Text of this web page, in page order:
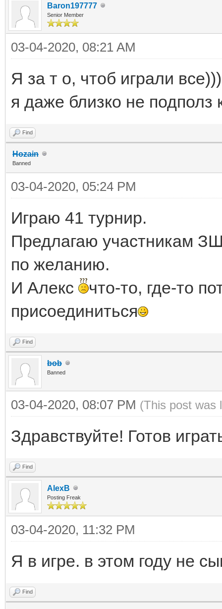
Baron197777
Senior Member
03-04-2020, 08:21 AM
Я за т о, чтоб играли
я даже близко не
Find
Hozain
Banned
03-04-2020, 05:24 PM
Играю 41 турнир.
Предлагаю участникам
по желанию.
И Алекс
что-то, где-то
присоединиться
Find
bob
Banned
03-04-2020, 08:07 PM (This post was
Здравствуйте! Готов
Find
AlexB
Posting Freak
03-04-2020, 11:32 PM
Я в игре. в этом году не
Find